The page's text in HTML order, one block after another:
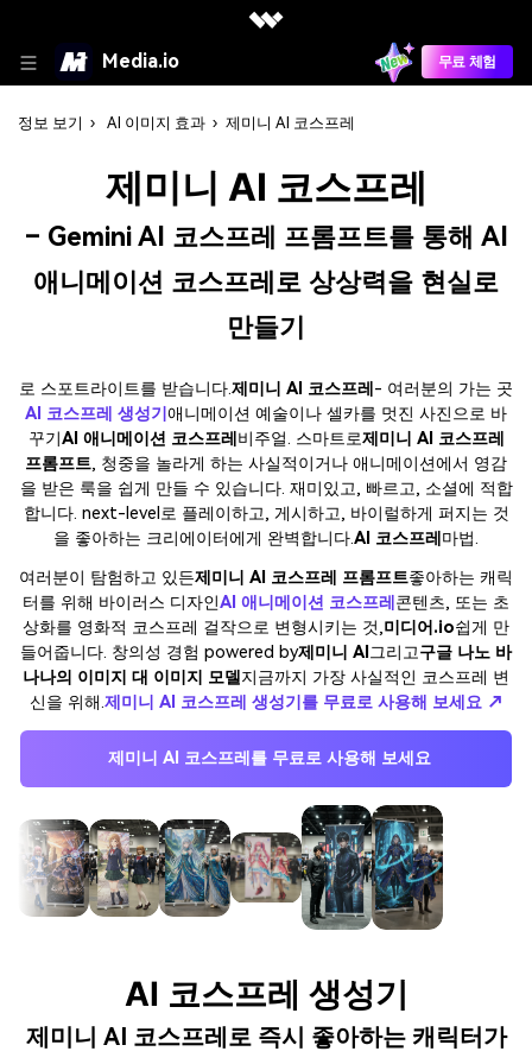
Media.io 무료 체험
정보 보기 › AI 이미지 효과 › 제미니 AI 코스프레
제미니 AI 코스프레
– Gemini AI 코스프레 프롬프트를 통해 AI
애니메이션 코스프레로 상상력을 현실로
만들기
로 스포트라이트를 받습니다.제미니 AI 코스프레 - 여러분의 가는 곳
AI 코스프레 생성기 애니메이션 예술이나 셀카를 멋진 사진으로 바
꾸기AI 애니메이션 코스프레 비주얼. 스마트로제미니 AI 코스프레
프롬프트, 청중을 놀라게 하는 사실적이거나 애니메이션에서 영감
을 받은 룩을 쉽게 만들 수 있습니다. 재미있고, 빠르고, 소셜에 적합
합니다. next-level로 플레이하고, 게시하고, 바이럴하게 퍼지는 것
을 좋아하는 크리에이터에게 완벽합니다.AI 코스프레 마법.
여러분이 탐험하고 있든제미니 AI 코스프레 프롬프트좋아하는 캐릭
터를 위해 바이러스 디자인AI 애니메이션 코스프레 콘텐츠, 또는 초
상화를 영화적 코스프레 걸작으로 변형시키는 것,미디어.io쉽게 만
들어줍니다. 창의성 경험 powered by제미니 AI 그리고구글 나노 바
나나의 이미지 대 이미지 모델지금까지 가장 사실적인 코스프레 변
신을 위해.제미니 AI 코스프레 생성기를 무료로 사용해 보세요 ↗
제미니 AI 코스프레를 무료로 사용해 보세요
AI 코스프레 생성기
제미니 AI 코스프레로 즉시 좋아하는 캐릭터가